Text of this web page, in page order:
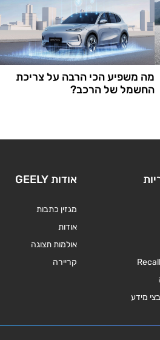
מה משפיע הכי הרבה על צריכת
החשמל של הרכב?
מידע
אודות GEELY
מגזין כתבות
אודות
אולמות תצוגה
קריירה